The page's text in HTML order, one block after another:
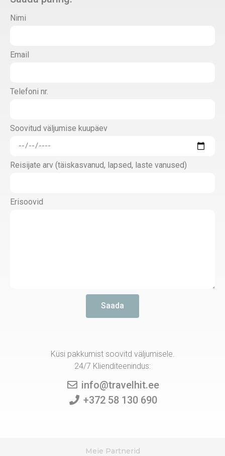
Nimi
Email
Telefoni nr.
Soovitud väljumise kuupäev
Reisijate arv (täiskasvanud, lapsed, laste vanused)
Erisoovid
Saada
Küsi pakkumist soovitd väljumisele.
24/7 Klienditeenindus:
info@travelhit.ee
+372 58 130 690
Meie Partnerid